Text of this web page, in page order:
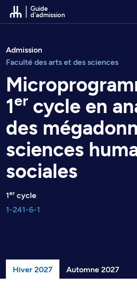
Passer au contenu
Guide
d'admission
Admission
Faculté des arts et des sciences
1er cycle en
des
sciences
sociales
1ercycle
1-241-6-1
Hiver 2027 Automne 2027